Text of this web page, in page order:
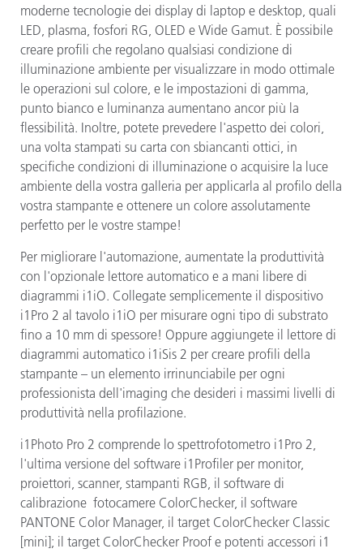
moderne tecnologie dei display di laptop e desktop, quali
LED, plasma, fosfori RG, OLED e Wide Gamut. È possibile
creare profili che regolano qualsiasi condizione di
illuminazione ambiente per visualizzare in modo ottimale
le operazioni sul colore, e le impostazioni di gamma,
punto bianco e luminanza aumentano ancor più la
flessibilità. Inoltre, potete prevedere l'aspetto dei colori,
una volta stampati su carta con sbiancanti ottici, in
specifiche condizioni di illuminazione o acquisire la luce
ambiente della vostra galleria per applicarla al profilo della
vostra stampante e ottenere un colore assolutamente
perfetto per le vostre stampe!
Per migliorare l'automazione, aumentate la produttività
con l'opzionale lettore automatico e a mani libere di
diagrammi i1iO. Collegate semplicemente il dispositivo
i1Pro 2 al tavolo i1iO per misurare ogni tipo di substrato
fino a 10 mm di spessore! Oppure aggiungete il lettore di
diagrammi automatico i1iSis 2 per creare profili della
stampante – un elemento irrinunciabile per ogni
professionista dell'imaging che desideri i massimi livelli di
produttività nella profilazione.
i1Photo Pro 2 comprende lo spettrofotometro i1Pro 2,
l'ultima versione del software i1Profiler per monitor,
proiettori, scanner, stampanti RGB, il software di
calibrazione fotocamere ColorChecker, il software
PANTONE Color Manager, il target ColorChecker Classic
[mini]; il target ColorChecker Proof e potenti accessori i1